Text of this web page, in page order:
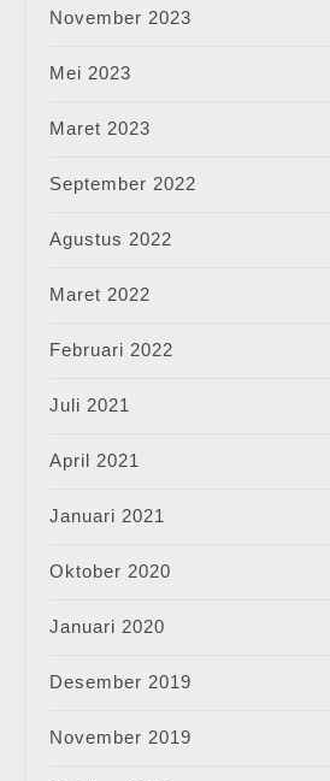
November 2023
Mei 2023
Maret 2023
September 2022
Agustus 2022
Maret 2022
Februari 2022
Juli 2021
April 2021
Januari 2021
Oktober 2020
Januari 2020
Desember 2019
November 2019